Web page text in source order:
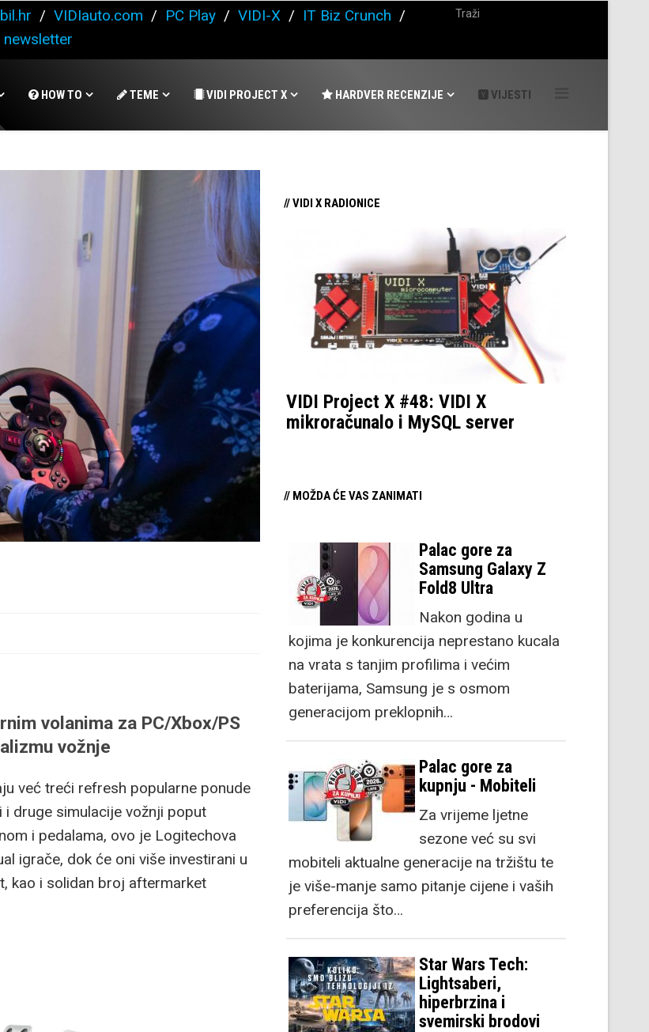
/ VIDIauto.com / PC Play / VIDI-X / IT Biz Crunch /
HOW TO TEME VIDI PROJECT X HARDVER RECENZIJE VIJESTI
volanima za PC/Xbox/PS
vožnje
već treći refresh popularne ponude
i druge simulacije vožnji poput
i pedalama, ovo je Logitechova
igrače, dok će oni više investirani u
kao i solidan broj aftermarket
// VIDI X RADIONICE
VIDI Project X #48: VIDI X
mikroračunalo i MySQL server
// MOŽDA ĆE VAS ZANIMATI
Palac gore za
Samsung Galaxy Z
Fold8 Ultra
Nakon godina u
kojima je konkurencija neprestano kucala
na vrata s tanjim profilima i većim
baterijama, Samsung je s osmom
generacijom preklopnih…
Palac gore za
kupnju - Mobiteli
Za vrijeme ljetne
sezone već su svi
mobiteli aktualne generacije na tržištu te
je više-manje samo pitanje cijene i vaših
preferencija što…
Star Wars Tech:
Lightsaberi,
hiperbrzina i
svemirski brodovi